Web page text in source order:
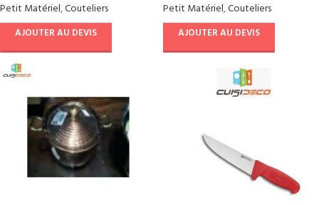
Petit Matériel,Couteliers
AJOUTER AU DEVIS
Petit Matériel,Couteliers
AJOUTER AU DEVIS